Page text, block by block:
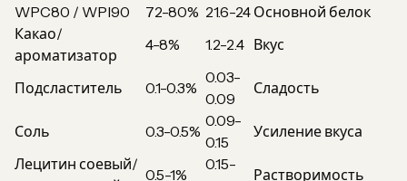
WPC80 / WPI90
72-80% 21.6-24 Основной белок
Какао/
ароматизатор
4-8% 1.2-2.4 Вкус
Подсластитель 0.1-0.3%
0.03-
0.09
Сладость
Соль 0.3-0.5%
0.09-
0.15
Усиление вкуса
Лецитин соевый/
0.5-1%
0.15-
Растворимость